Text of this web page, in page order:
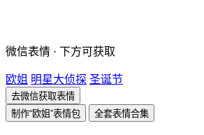
微信表情 · 下方可获取
欧姐 明星大侦探 圣诞节
去微信获取表情
制作“欧姐”表情包
全套表情合集